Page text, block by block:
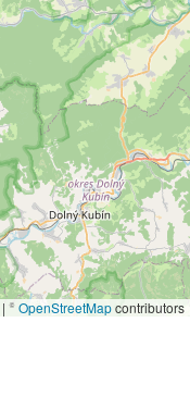
| © OpenStreetMapcontributors